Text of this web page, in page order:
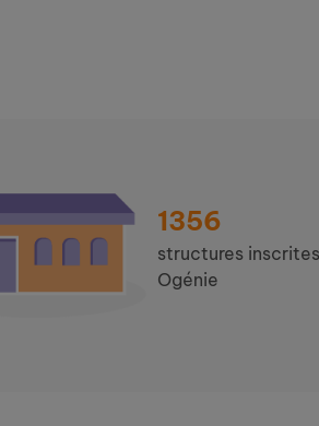
1356
structures
Ogénie